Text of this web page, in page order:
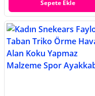
Sepete Ekle